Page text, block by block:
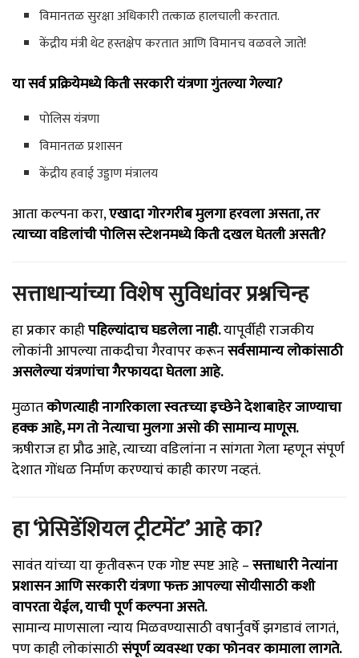
विमानतळ सुरक्षा अधिकारी तत्काळ हालचाली करतात.
केंद्रीय मंत्री थेट हस्तक्षेप करतात आणि विमानच वळवले जाते!
या सर्व प्रक्रियेमध्ये किती सरकारी यंत्रणा गुंतल्या गेल्या?
पोलिस यंत्रणा
विमानतळ प्रशासन
केंद्रीय हवाई उड्डाण मंत्रालय
आता कल्पना करा,एखादा गोरगरीब मुलगा हरवला असता, तर
त्याच्या वडिलांची पोलिस स्टेशनमध्ये किती दखल घेतली असती?
सत्ताधाऱ्यांच्या विशेष सुविधांवर प्रश्नचिन्ह
हा प्रकार काहीपहिल्यांदाच घडलेला नाही.यापूर्वीही राजकीय
लोकांनी आपल्या ताकदीचा गैरवापर करूनसर्वसामान्य लोकांसाठी
असलेल्या यंत्रणांचा गैरफायदा घेतला आहे.
मुळातकोणत्याही नागरिकाला स्वतःच्या इच्छेने देशाबाहेर जाण्याचा
हक्क आहे, मग तो नेत्याचा मुलगा असो की सामान्य माणूस.
ऋषीराज हा प्रौढ आहे, त्याच्या वडिलांना न सांगता गेला म्हणून संपूर्ण
देशात गोंधळ निर्माण करण्याचं काही कारण नव्हतं.
हा ‘प्रेसिडेंशियल ट्रीटमेंट’ आहे का?
सावंत यांच्या या कृतीवरून एक गोष्ट स्पष्ट आहे –सत्ताधारी नेत्यांना
प्रशासन आणि सरकारी यंत्रणा फक्त आपल्या सोयीसाठी कशी
वापरता येईल, याची पूर्ण कल्पना असते.
सामान्य माणसाला न्याय मिळवण्यासाठी वषार्नुवर्षे झगडावं लागतं,
पण काही लोकांसाठीसंपूर्ण व्यवस्था एका फोनवर कामाला लागते.